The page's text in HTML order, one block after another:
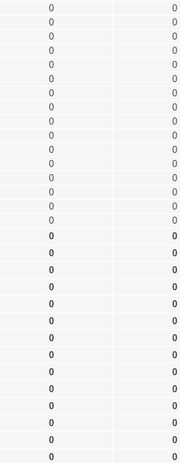
0 0
0 0
0 0
0 0
0 0
0 0
0 0
0 0
0 0
0 0
0 0
0 0
0 0
0 0
0 0
0 0
0 0
0 0
0 0
0 0
0 0
0 0
0 0
0 0
0 0
0 0
0 0
0 0
0 0
0 0